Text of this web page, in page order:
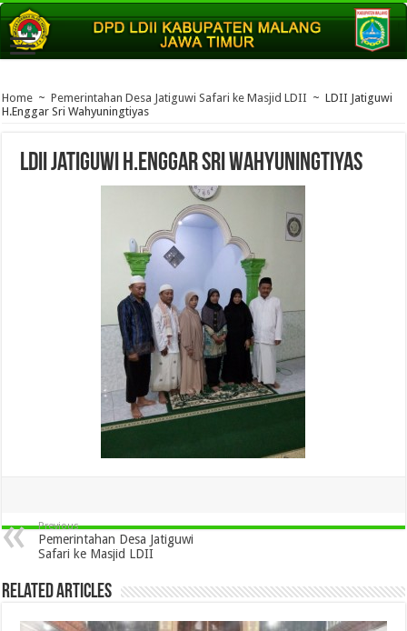
Home ~ Pemerintahan Desa Jatiguwi Safari ke Masjid LDII ~ LDII Jatiguwi
H.Enggar Sri Wahyuningtiyas
LDII Jatiguwi H.Enggar Sri Wahyuningtiyas
Previous
Pemerintahan Desa Jatiguwi
Safari ke Masjid LDII
Related Articles